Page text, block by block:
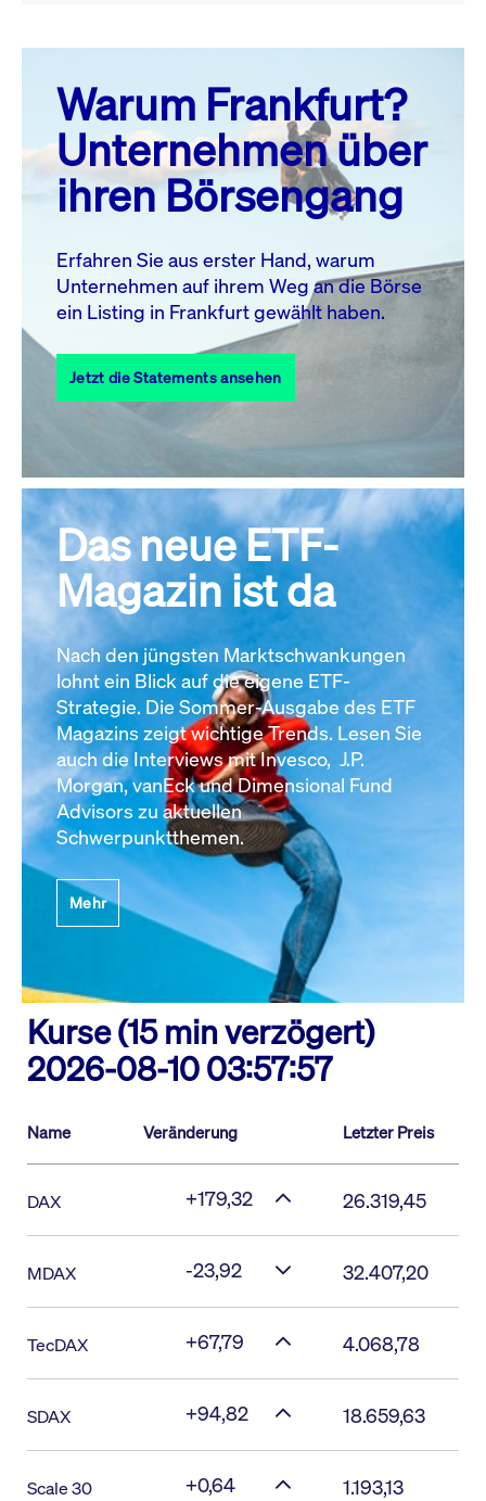
August 26
MO. DI. MI. DO. FR. SA. SO.
1
2
3
4 5 6 7 8
17 18 19 20 21 22
23
27 28
31
Alle Events
Warum Frankfurt?
Unternehmen über
ihren Börsengang
Erfahren Sie aus erster Hand, warum
Unternehmen auf ihrem Weg an die Börse
ein Listing in Frankfurt gewählt haben.
Jetzt die Statements ansehen
Das neue ETF-
Magazin ist da
Nach den jüngsten Marktschwankungen
lohnt ein Blick auf die eigene ETF-
Strategie. Die Sommer-Ausgabe des ETF
Magazins zeigt wichtige Trends. Lesen Sie
auch die Interviews mit Invesco, J.P.
Morgan, vanEck und Dimensional Fund
Advisors zu aktuellen
Schwerpunktthemen.
Mehr
Kurse (15 min verzögert)
2026-08-10 03:57:57
Name Veränderung Letzter Preis
DAX +179,32 26.319,45
MDAX -23,92 32.407,20
TecDAX +67,79 4.068,78
SDAX +94,82 18.659,63
Scale 30 +0,64 1.193,13